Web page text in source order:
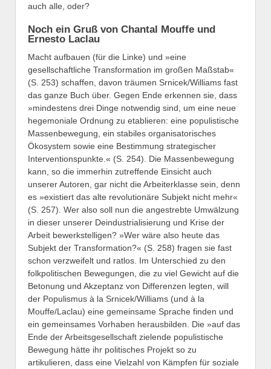
auch alle, oder?
Noch ein Gruß von Chantal Mouffe und
Ernesto Laclau
Macht aufbauen (für die Linke) und »eine
gesellschaftliche Transformation im großen Maßstab«
(S. 253) schaffen, davon träumen Srnicek/Williams fast
das ganze Buch über. Gegen Ende erkennen sie, dass
»mindestens drei Dinge notwendig sind, um eine neue
hegemoniale Ordnung zu etablieren: eine populistische
Massenbewegung, ein stabiles organisatorisches
Ökosystem sowie eine Bestimmung strategischer
Interventionspunkte.« (S. 254). Die Massenbewegung
kann, so die immerhin zutreffende Einsicht auch
unserer Autoren, gar nicht die Arbeiterklasse sein, denn
es »existiert das alte revolutionäre Subjekt nicht mehr«
(S. 257). Wer also soll nun die angestrebte Umwälzung
in dieser unserer Deindustrialisierung und Krise der
Arbeit bewerkstelligen? »Wer wäre also heute das
Subjekt der Transformation?« (S. 258) fragen sie fast
schon verzweifelt und ratlos. Im Unterschied zu den
folkpolitischen Bewegungen, die zu viel Gewicht auf die
Betonung und Akzeptanz von Differenzen legten, will
der Populismus à la Srnicek/Williams (und à la
Mouffe/Laclau) eine gemeinsame Sprache finden und
ein gemeinsames Vorhaben herausbilden. Die »auf das
Ende der Arbeitsgesellschaft zielende populistische
Bewegung hätte ihr politisches Projekt so zu
artikulieren, dass eine Vielzahl von Kämpfen für soziale